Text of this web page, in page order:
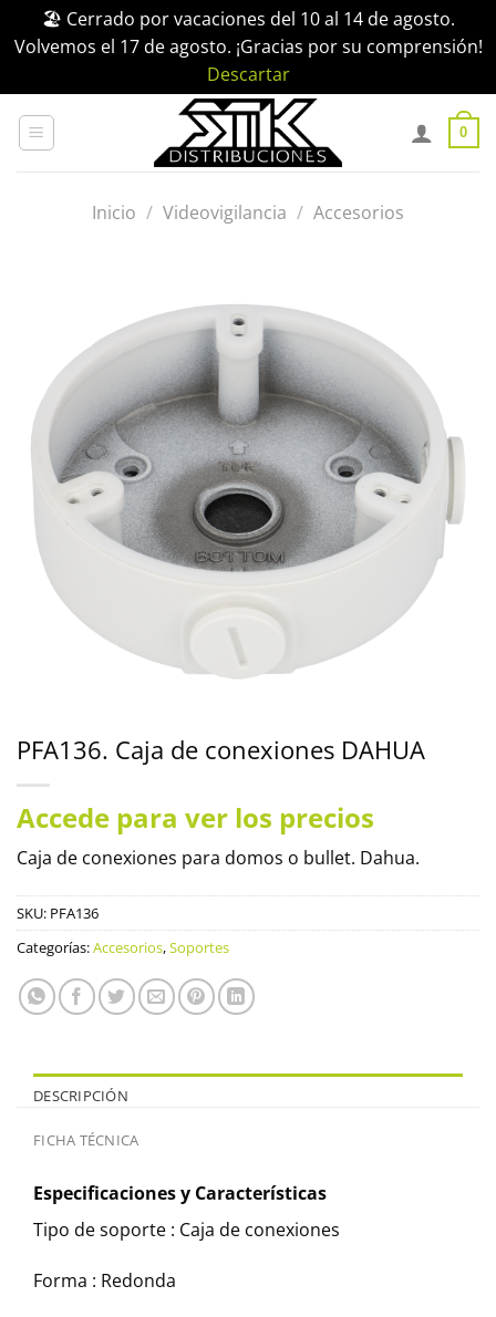
🏖️ Cerrado por vacaciones del 10 al 14 de agosto.
Volvemos el 17 de agosto. ¡Gracias por su comprensión!
Descartar
0
Inicio / Videovigilancia / Accesorios
PFA136. Caja de conexiones DAHUA
Accede para ver los precios
Caja de conexiones para domos o bullet. Dahua.
SKU: PFA136
Categorías:Accesorios,Soportes
DESCRIPCIÓN
FICHA TÉCNICA
Especificaciones y Características
Tipo de soporte : Caja de conexiones
Forma : Redonda